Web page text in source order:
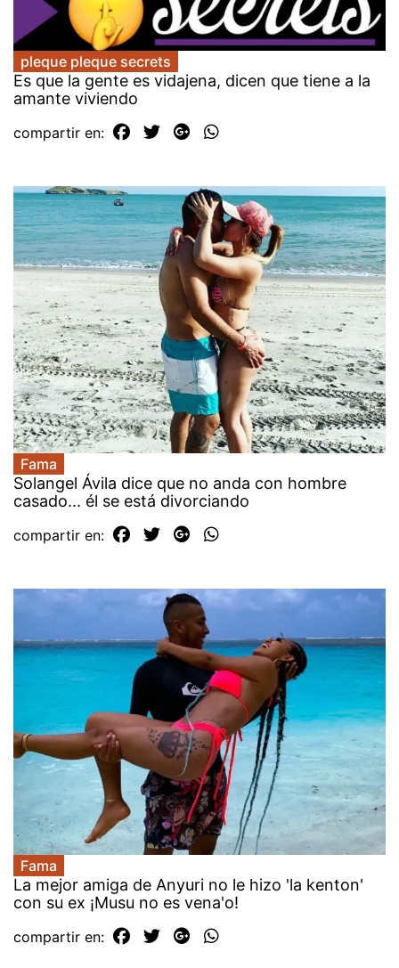
pleque pleque secrets
Es que la gente es vidajena, dicen que tiene a la
amante viviendo
compartir en:
Fama
Solangel Ávila dice que no anda con hombre
casado... él se está divorciando
compartir en:
Fama
La mejor amiga de Anyuri no le hizo 'la kenton'
con su ex ¡Musu no es vena'o!
compartir en: